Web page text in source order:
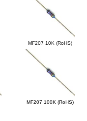
MF207 10K (RoHS)
MF207 100K (RoHS)